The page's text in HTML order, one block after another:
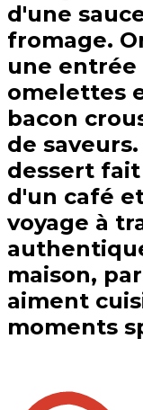
d'une
fromage.
une entrée
omelettes
bacon
de
dessert
d'un café
voyage à
maison,
aiment
moments